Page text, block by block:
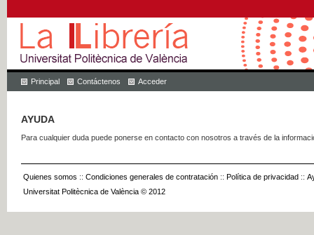
Principal Contáctenos Acceder
AYUDA
Para cualquier duda puede ponerse en contacto con nosotros a través de la
Quienes somos :: Condiciones generales de contratación :: Política de privacidad ::
Universitat Politècnica de València © 2012